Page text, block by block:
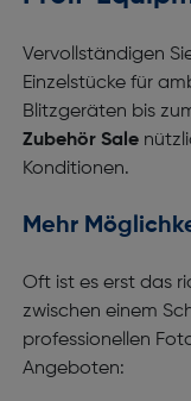
Vervollständigen
Einzelstücke für
Blitzgeräten bis
Zubehör Sale
Konditionen.
Mehr
Oft ist es erst das
zwischen einem
professionellen
Angeboten: